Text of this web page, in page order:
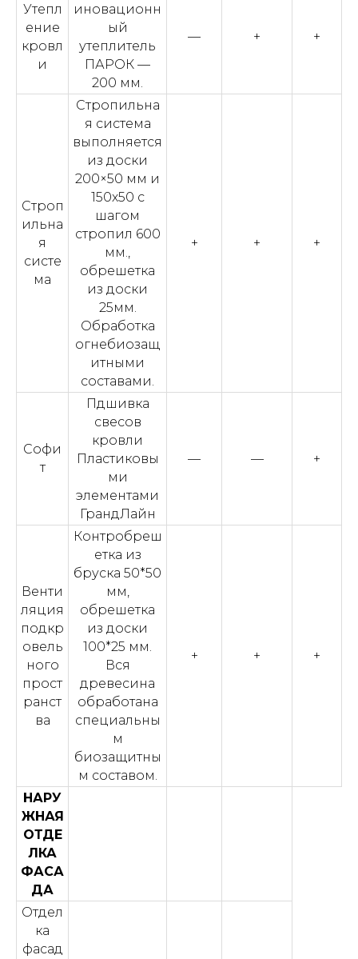
Утепл
ение
кровл
и
иновационн
ый
утеплитель
ПАРОК —
200 мм.
— + +
Строп
ильна
я
систе
ма
Стропильна
я система
выполняется
из доски
200×50 мм и
150х50 с
шагом
стропил 600
мм.,
обрешетка
из доски
25мм.
Обработка
огнебиозащ
итными
составами.
+ + +
Софи
т
Пдшивка
свесов
кровли
Пластиковы
ми
элементами
ГрандЛайн
— — +
Венти
ляция
подкр
овель
ного
прост
ранст
ва
Контробреш
етка из
бруска 50*50
мм,
обрешетка
из доски
100*25 мм.
Вся
древесина
обработана
специальны
м
биозащитны
м составом.
+ + +
НАРУ
ЖНАЯ
ОТДЕ
ЛКА
ФАСА
ДА
Отдел
ка
фасад